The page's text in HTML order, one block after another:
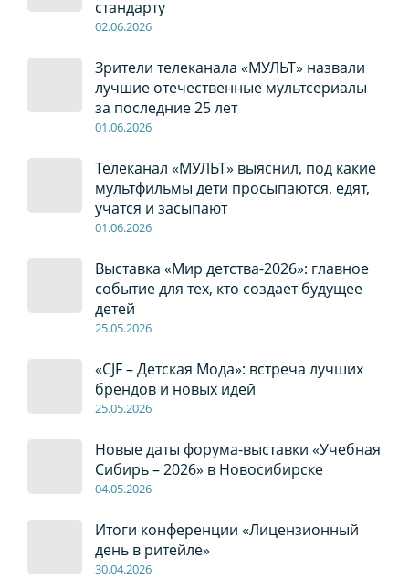
стандарту
02.06.2026
Зрители телеканала «МУЛЬТ» назвали
лучшие отечественные мультсериалы
за последние 25 лет
01.06.2026
Телеканал «МУЛЬТ» выяснил, под какие
мультфильмы дети просыпаются, едят,
учатся и засыпают
01.06.2026
Выставка «Мир детства-2026»: главное
событие для тех, кто создает будущее
детей
25.05.2026
«CJF – Детская Мода»: встреча лучших
брендов и новых идей
25.05.2026
Новые даты форума-выставки «Учебная
Сибирь – 2026» в Новосибирске
04.05.2026
Итоги конференции «Лицензионный
день в ритейле»
30.04.2026